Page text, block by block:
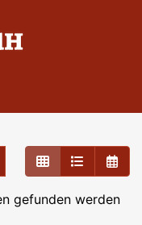
gefunden werden